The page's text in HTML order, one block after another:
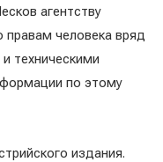
агентству
правам человека вряд
техническими
по этому
издания.